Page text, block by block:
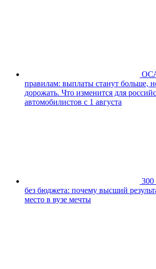
правилам: выплаты станут больше,
дорожать. Что изменится для
автомобилистов с 1 августа
без бюджета: почему высший
место в вузе мечты